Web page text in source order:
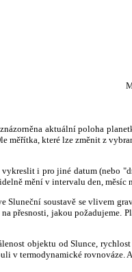
aktuální poloha
měřítka, které lze změnit z
i pro jiné datum (nebo
mění v intervalu den,
Sluneční soustavě se vlivem
přesnosti, jakou
objektu od Slunce,
v termodynamické rovnováze.